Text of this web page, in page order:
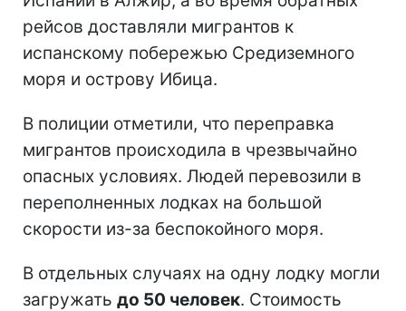
рейсов доставляли мигрантов к
испанскому побережью Средиземного
моря и острову Ибица.
В полиции отметили, что переправка
мигрантов происходила в чрезвычайно
опасных условиях. Людей перевозили в
переполненных лодках на большой
скорости из-за беспокойного моря.
В отдельных случаях на одну лодку могли
загружать до 50 человек. Стоимость